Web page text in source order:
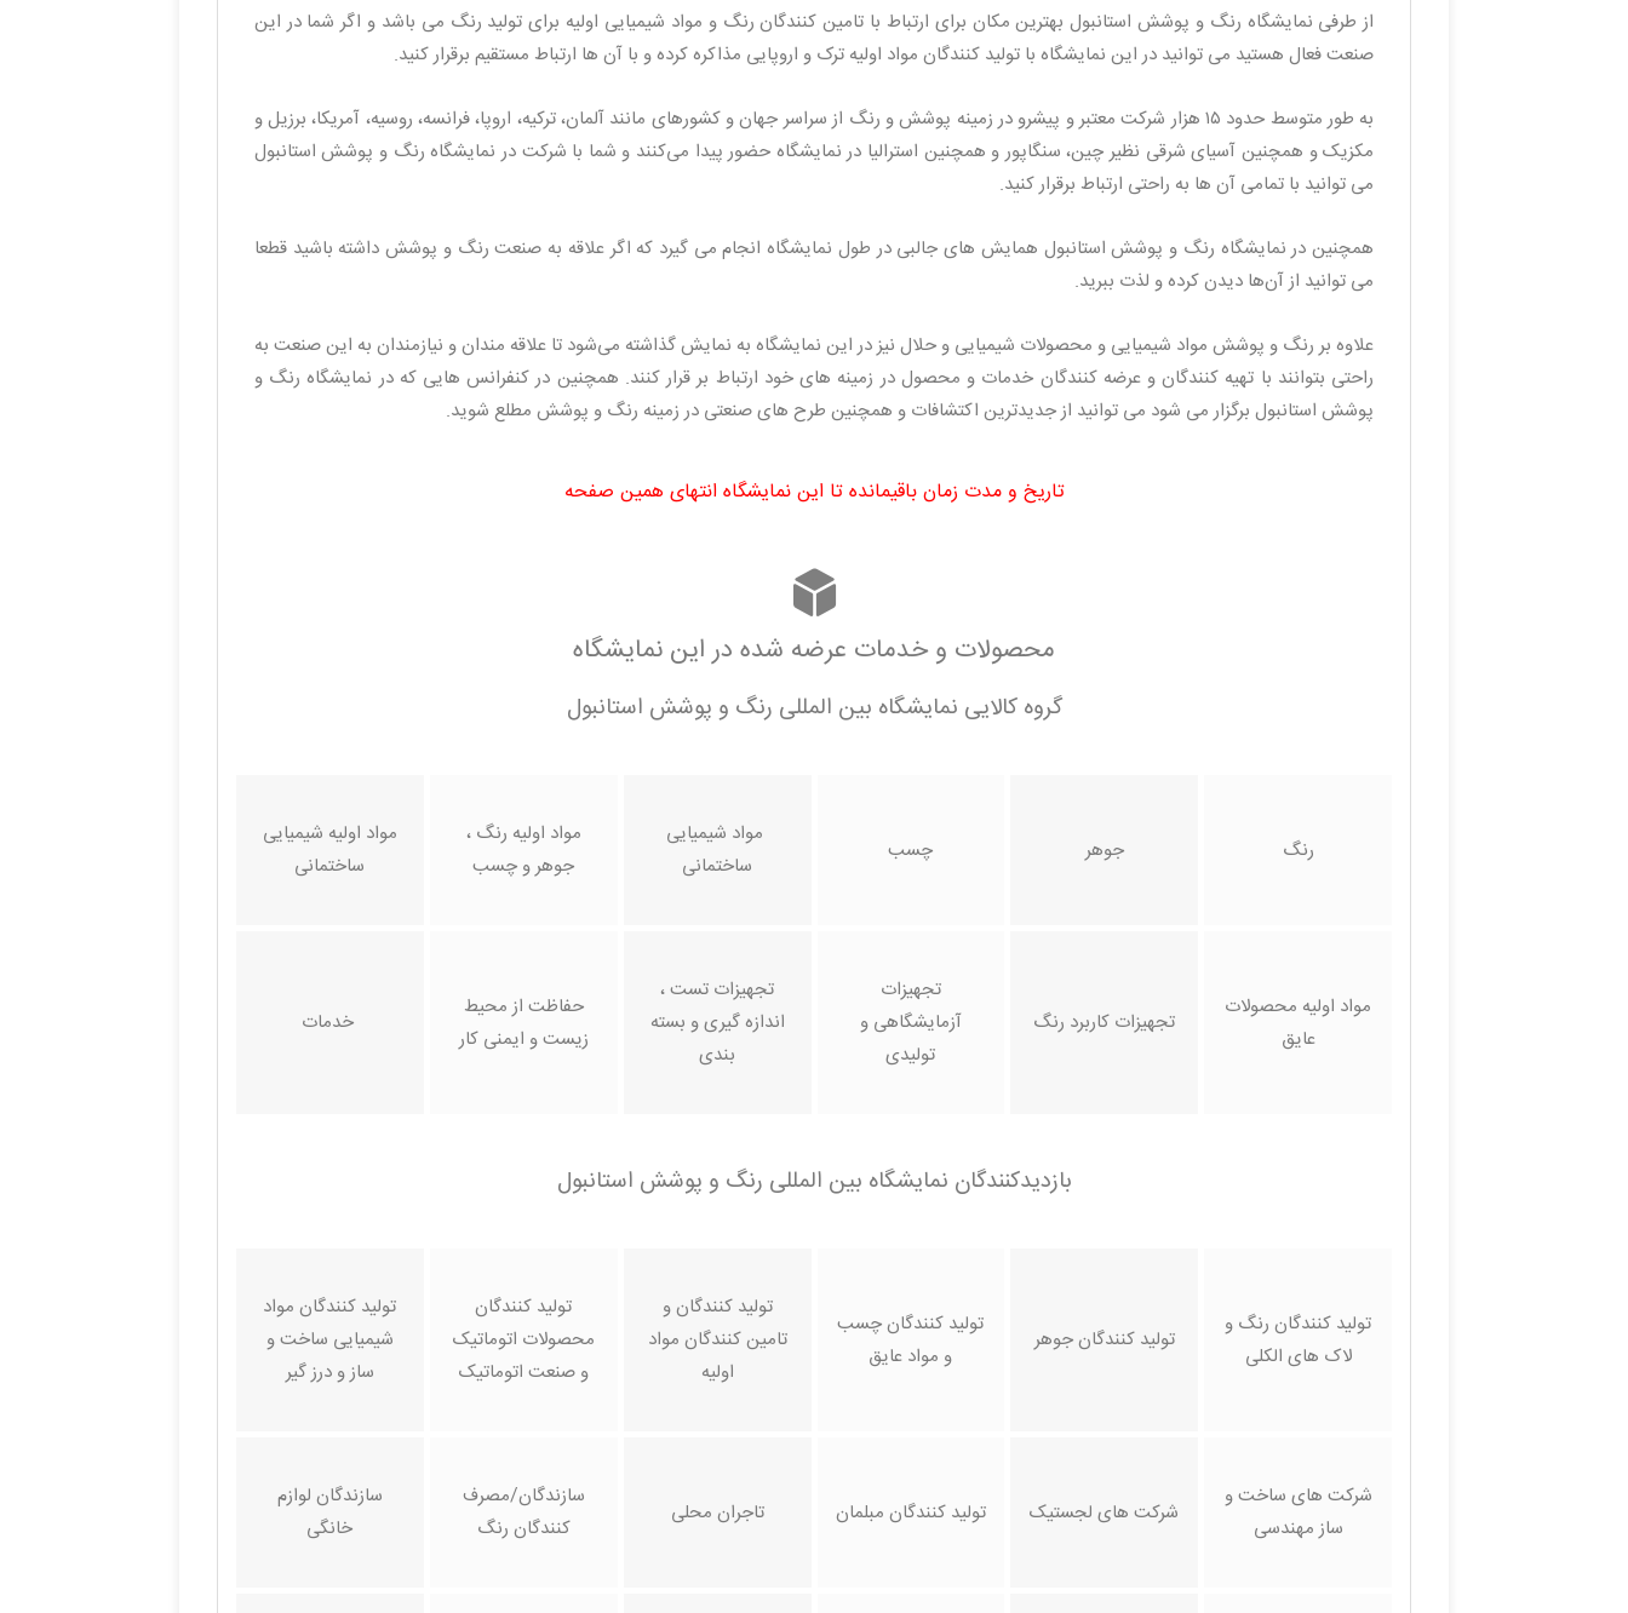
از طرفی نمایشگاه رنگ و پوشش استانبول بهترین مکان برای ارتباط با تامین کنندگان رنگ و مواد شیمیایی اولیه برای تولید رنگ می باشد و اگر شما در این
صنعت فعال هستید می توانید در این نمایشگاه با تولید کنندگان مواد اولیه ترک و اروپایی مذاکره کرده و با آن ها ارتباط مستقیم برقرار کنید.
به طور متوسط حدود ۱۵ هزار شرکت معتبر و پیشرو در زمینه پوشش و رنگ از سراسر جهان و کشورهای مانند آلمان، ترکیه، اروپا، فرانسه، روسیه، آمریکا، برزیل و
مکزیک و همچنین آسیای شرقی نظیر چین، سنگاپور و همچنین استرالیا در نمایشگاه حضور پیدا می‌کنند و شما با شرکت در نمایشگاه رنگ و پوشش استانبول
می توانید با تمامی آن ها به راحتی ارتباط برقرار کنید.
همچنین در نمایشگاه رنگ و پوشش استانبول همایش های جالبی در طول نمایشگاه انجام می گیرد که اگر علاقه به صنعت رنگ و پوشش داشته باشید قطعا
می‌ توانید از آن‌ها دیدن کرده و لذت ببرید.
علاوه بر رنگ و پوشش مواد شیمیایی و محصولات شیمیایی و حلال نیز در این نمایشگاه به نمایش گذاشته می‌شود تا علاقه‌ مندان و نیازمندان به این صنعت به
راحتی بتوانند با تهیه کنندگان و عرضه کنندگان خدمات و محصول در زمینه‌ های خود ارتباط بر قرار کنند. همچنین در کنفرانس هایی که در نمایشگاه رنگ و
پوشش استانبول برگزار می شود می توانید از جدیدترین اکتشافات و همچنین طرح‌ های صنعتی در زمینه رنگ و پوشش مطلع شوید.
تاریخ و مدت زمان باقیمانده تا این نمایشگاه انتهای همین صفحه
محصولات و خدمات عرضه شده در این نمایشگاه
گروه کالایی نمایشگاه بین المللی رنگ و پوشش استانبول
رنگ جوهر چسب
مواد شیمیایی
ساختمانی
مواد اولیه رنگ ،
جوهر و چسب
مواد اولیه شیمیایی
ساختمانی
مواد اولیه محصولات
عایق
تجهیزات کاربرد رنگ
تجهیزات
آزمایشگاهی و
تولیدی
تجهیزات تست ،
اندازه گیری و بسته
بندی
حفاظت از محیط
زیست و ایمنی کار
خدمات
بازدیدکنندگان نمایشگاه بین المللی رنگ و پوشش استانبول
تولید کنندگان رنگ و
لاک های الکلی
تولید کنندگان جوهر
تولید کنندگان چسب
و مواد عایق
تولید کنندگان و
تامین کنندگان مواد
اولیه
تولید کنندگان
محصولات اتوماتیک
و صنعت اتوماتیک
تولید کنندگان مواد
شیمیایی ساخت و
ساز و درز گیر
شرکت های ساخت و
ساز مهندسی
شرکت های لجستیک تولید کنندگان مبلمان تاجران محلی
سازندگان/مصرف
کنندگان رنگ
سازندگان لوازم
خانگی